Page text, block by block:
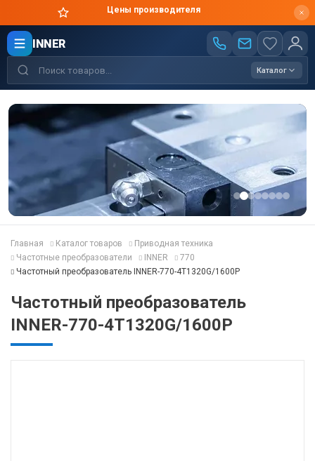
Цены производителя
INNER
Каталог
Главная Каталог товаров
Приводная техника
Частотные преобразователи
INNER
770
Частотный преобразователь INNER-770-4T1320G/1600P
Частотный преобразователь
INNER-770-4T1320G/1600P